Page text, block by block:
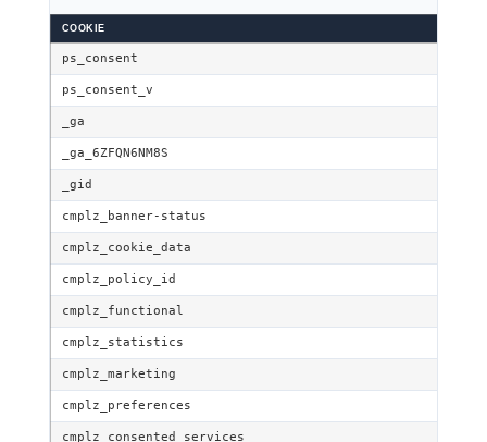
COOKIE
ps_consent
ps_consent_v
_ga
_ga_6ZFQN6NM8S
_gid
cmplz_banner-status
cmplz_cookie_data
cmplz_policy_id
cmplz_functional
cmplz_statistics
cmplz_marketing
cmplz_preferences
cmplz_consented_services